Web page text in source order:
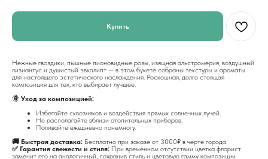
Купить
Нежные гвоздики, пышные пионовидные розы, изящная альстромерия, воздушный
лизиантус и душистый эвкалипт — в этом букете собраны текстуры и ароматы
для настоящего эстетического наслаждения. Роскошная, долго стоящая
композиция для тех, кто выбирает лучшее.
🌞 Уход за композицией:
Избегайте сквозняков и воздействия прямых солнечных лучей.
Не располагайте вблизи отопительных приборов.
Поливайте ежедневно понемногу.
🚚 Быстрая доставка: Бесплатно при заказе от 3000₽ в черте города.
✅ Гарантия свежести и стиля: При временном отсутствии цветка флорист
заменит его на аналогичный, сохранив стиль и цветовую гамму композиции.